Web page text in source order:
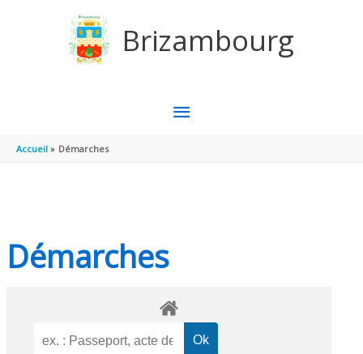
Brizambourg
MENU
Accueil Démarches
Démarches